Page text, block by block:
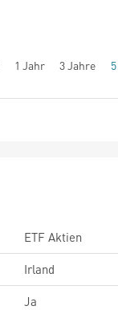
1 Jahr 3 Jahre
ETF Aktien
Irland
Ja